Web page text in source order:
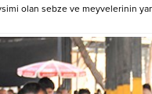
olan sebze ve meyvelerinin